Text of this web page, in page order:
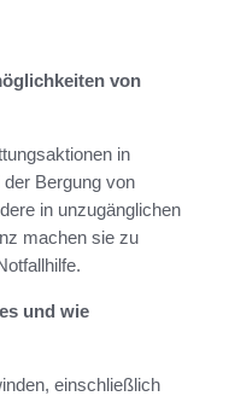
von
in
Bergung von
in unzugänglichen
machen sie zu
und wie
einschließlich